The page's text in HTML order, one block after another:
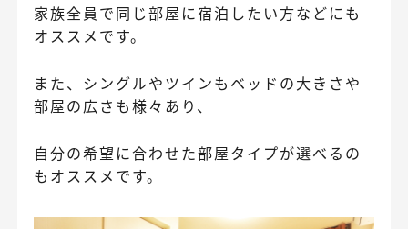
家族全員で同じ部屋に宿泊したい方などにも
オススメです。
また、シングルやツインもベッドの大きさや
部屋の広さも様々あり、
自分の希望に合わせた部屋タイプが選べるの
もオススメです。